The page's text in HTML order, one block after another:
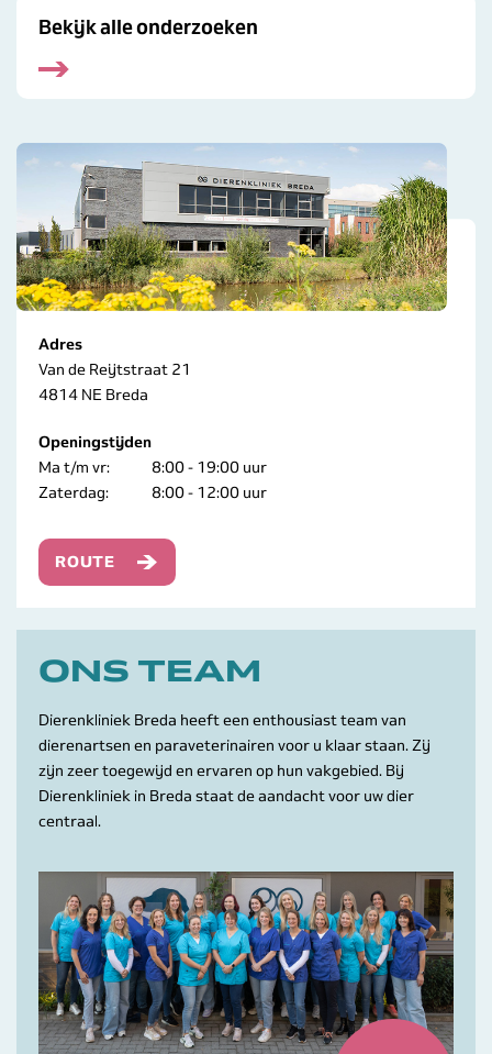
Bekijk alle onderzoeken
Adres
Van de Reijtstraat 21
4814 NE Breda
ROUTE
Openingstijden
Ma t/m vr:
8:00 - 19:00 uur
Zaterdag:
8:00 - 12:00 uur
ONS TEAM
Dierenkliniek Breda heeft een enthousiast team van
dierenartsen en paraveterinairen voor u klaar staan. Zij
zijn zeer toegewijd en ervaren op hun vakgebied. Bij
Dierenkliniek in Breda staat de aandacht voor uw dier
centraal.